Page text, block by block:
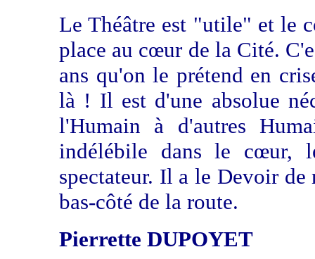
Le Théâtre est "utile" et le
place au cœur de la Cité.
ans qu'on le prétend en
là ! Il est d'une absolue
l'Humain à d'autres
indélébile dans le cœur,
spectateur. Il a le Devoir de
bas-côté de la route.
Pierrette DUPOYET